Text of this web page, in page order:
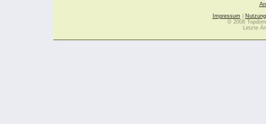
Impressum
© 2006
Letzte